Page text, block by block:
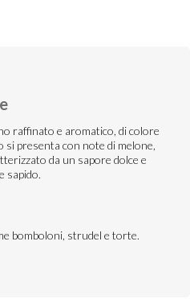
raffinato e aromatico, di colore
si presenta con note di melone,
da un sapore dolce e
sapido.
bomboloni, strudel e torte.